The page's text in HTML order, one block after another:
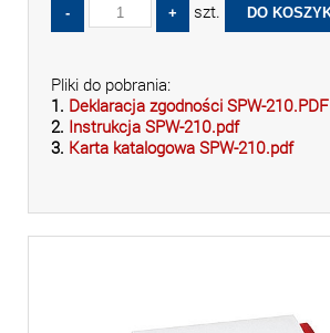
szt.
Pliki do pobrania:
1. Deklaracja zgodności SPW-210.PDF
2. Instrukcja SPW-210.pdf
3. Karta katalogowa SPW-210.pdf